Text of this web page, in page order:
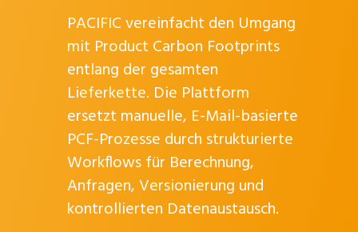
PACIFIC vereinfacht den Umgang
mit Product Carbon Footprints
entlang der gesamten
Lieferkette. Die Plattform
ersetzt manuelle, E-Mail-basierte
PCF-Prozesse durch strukturierte
Workflows für Berechnung,
Anfragen, Versionierung und
kontrollierten Datenaustausch.